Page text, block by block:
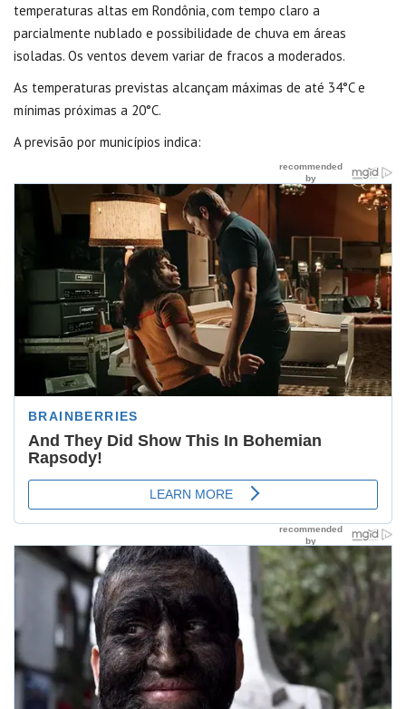
temperaturas altas em Rondônia, com tempo claro a
parcialmente nublado e possibilidade de chuva em áreas
isoladas. Os ventos devem variar de fracos a moderados.
As temperaturas previstas alcançam máximas de até 34°C e
mínimas próximas a 20°C.
A previsão por municípios indica: